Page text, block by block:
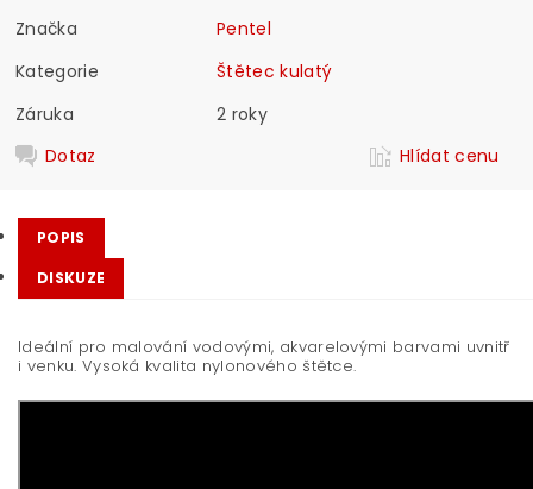
Značka
Pentel
Kategorie
Štětec kulatý
Záruka
2 roky
Dotaz
Hlídat cenu
POPIS
DISKUZE
Ideální pro malování vodovými, akvarelovými barvami uvnitř
i venku. Vysoká kvalita nylonového štětce.